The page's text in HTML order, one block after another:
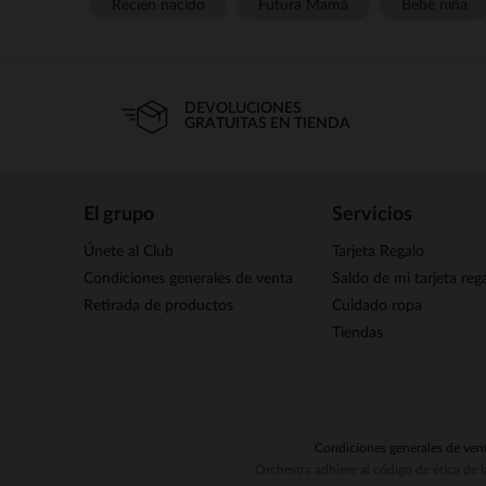
DEVOLUCIONES
GRATUITAS EN TIENDA
El grupo
Únete al Club
Condiciones generales de venta
Retirada de productos
Servicios
Tarjeta Regalo
Saldo de mi tarjeta
Cuidado ropa
Tiendas
Condiciones generales de